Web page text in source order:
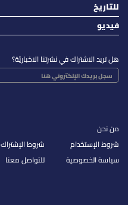
للتاريخ
فيديو
هل تريد الاشتراك في نشرتنا الاخباريّة؟
من نحن
شروط الإستخدام
سياسة الخصوصية
شروط الإشتراك
للتواصل معنا